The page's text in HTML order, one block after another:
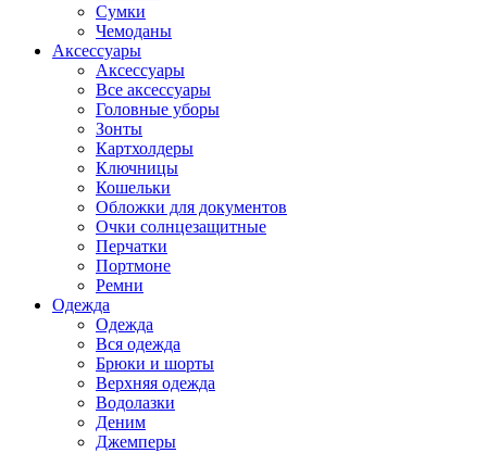
Сумки
Чемоданы
Аксессуары
Аксессуары
Все аксессуары
Головные уборы
Зонты
Картхолдеры
Ключницы
Кошельки
Обложки для документов
Очки солнцезащитные
Перчатки
Портмоне
Ремни
Одежда
Одежда
Вся одежда
Брюки и шорты
Верхняя одежда
Водолазки
Деним
Джемперы